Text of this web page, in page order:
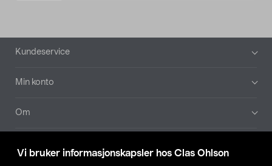
Vi bruker informasjonskapsler hos Clas Ohlson
Bunntekst
Kundeservice
Min konto
Om